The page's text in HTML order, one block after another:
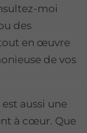
moi
des
en œuvre
de vos
aussi une
à cœur. Que